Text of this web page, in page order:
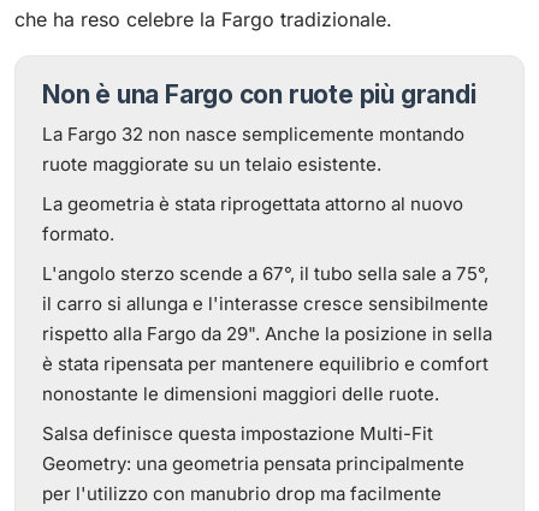
che ha reso celebre la Fargo tradizionale.
Non è una Fargo con ruote più grandi
La Fargo 32 non nasce semplicemente montando
ruote maggiorate su un telaio esistente.
La geometria è stata riprogettata attorno al nuovo
formato.
L'angolo sterzo scende a 67°, il tubo sella sale a 75°,
il carro si allunga e l'interasse cresce sensibilmente
rispetto alla Fargo da 29". Anche la posizione in sella
è stata ripensata per mantenere equilibrio e comfort
nonostante le dimensioni maggiori delle ruote.
Salsa definisce questa impostazione Multi-Fit
Geometry: una geometria pensata principalmente
per l'utilizzo con manubrio drop ma facilmente